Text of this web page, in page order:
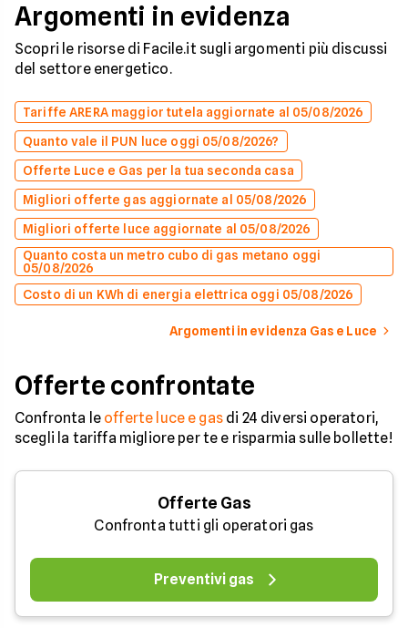
Argomenti in evidenza
Scopri le risorse di Facile.it sugli argomenti più discussi
del settore energetico.
Tariffe ARERA maggior tutela aggiornate al 05/08/2026
Quanto vale il PUN luce oggi 05/08/2026?
Offerte Luce e Gas per la tua seconda casa
Migliori offerte gas aggiornate al 05/08/2026
Migliori offerte luce aggiornate al 05/08/2026
Quanto costa un metro cubo di gas metano oggi
05/08/2026
Costo di un KWh di energia elettrica oggi 05/08/2026
Argomenti in evidenza Gas e Luce
Offerte confrontate
Confronta le offerte luce e gasdi 24 diversi operatori,
scegli la tariffa migliore per te e risparmia sulle bollette!
Offerte Gas
Confronta tutti gli operatori gas
Preventivi gas